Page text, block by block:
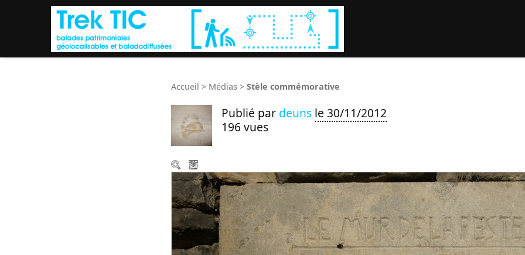
Accueil > Médias > Stèle commémorative
Publié par deuns le 30/11/2012
196 vues